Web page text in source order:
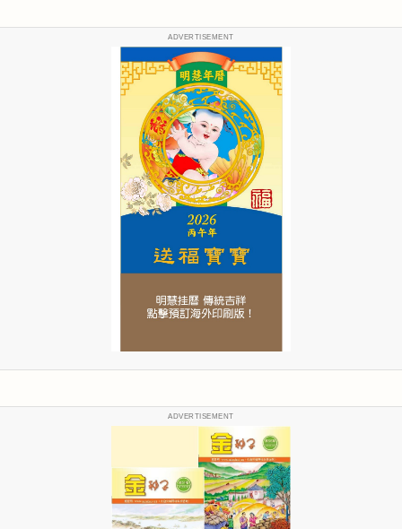
ADVERTISEMENT
ADVERTISEMENT